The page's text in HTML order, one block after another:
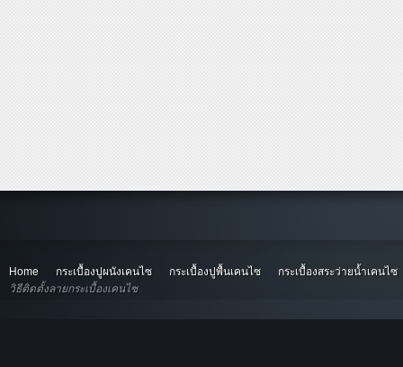
Home กระเบื้องปูผนังเคนไซ กระเบื้องปูพื้นเคนไซ กระเบื้องสระว่ายน้ำเคนไซ
วิธีติดตั้งลายกระเบื้องเคนไซ